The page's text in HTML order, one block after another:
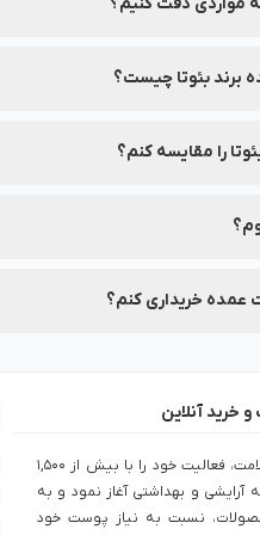
برند بئوتا چیست؟
را مقایسه کنم؟
عمده خریداری کنم؟
خرید آنلاین
نشاط رخ به‌عنوان فروشگاه اینترنتی زیبایی و سلامت، فعالیت خود را با بیش از 1,500
در زمینه آرایشی و بهداشتی آغاز نمود و به
نسبت به نیاز پوست خود